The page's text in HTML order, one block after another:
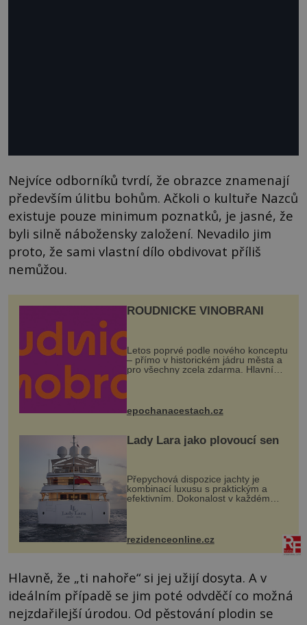
Nejvíce odborníků tvrdí, že obrazce znamenají
především úlitbu bohům. Ačkoli o kultuře Nazců
existuje pouze minimum poznatků, je jasné, že
byli silně nábožensky založení. Nevadilo jim
proto, že sami vlastní dílo obdivovat příliš
nemůžou.
ROUDNICKÉ VINOBRANÍ
Letos poprvé podle nového konceptu
– přímo v historickém jádru města a
pro všechny zcela zdarma. Hlavní
program se odehraje na Karlově a
mohou těšit na víno, burčák, pes...
epochanacestach.cz
Lady Lara jako plovoucí sen
Přepychová dispozice jachty je
kombinací luxusu s praktickým a
efektivním. Dokonalost v každém
detailu představuje značka Fendi
Casa, kterou byly vybaveny její
paluby. Monacký přístav nabízí
každoročn...
rezidenceonline.cz
Hlavně, že „ti nahoře“ si jej užijí dosyta. A v
ideálním případě se jim poté odvděčí co možná
nejzdařilejší úrodou. Od pěstování plodin se